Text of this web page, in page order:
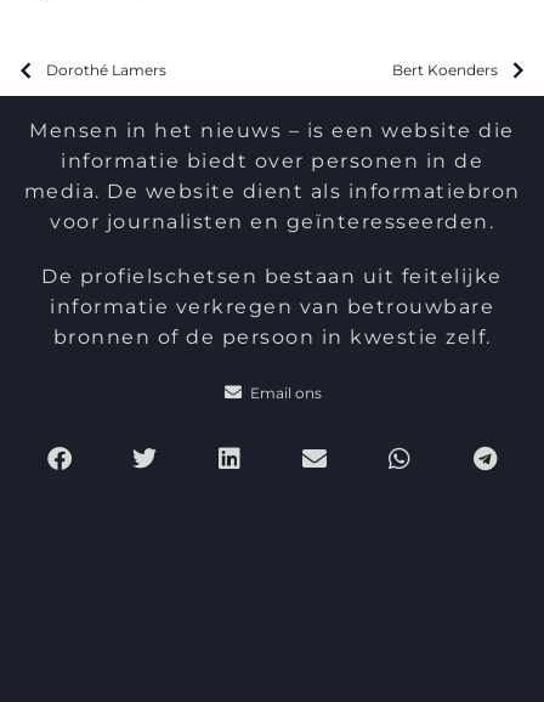
Dorothé Lamers Bert Koenders
Mensen in het nieuws – is een website die
informatie biedt over personen in de
media. De website dient als informatiebron
voor journalisten en geïnteresseerden.
De profielschetsen bestaan uit feitelijke
informatie verkregen van betrouwbare
bronnen of de persoon in kwestie zelf.
Email ons